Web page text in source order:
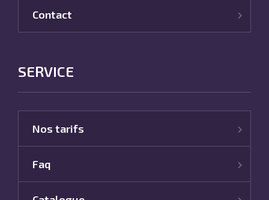
Contact
SERVICE
Nos tarifs
Faq